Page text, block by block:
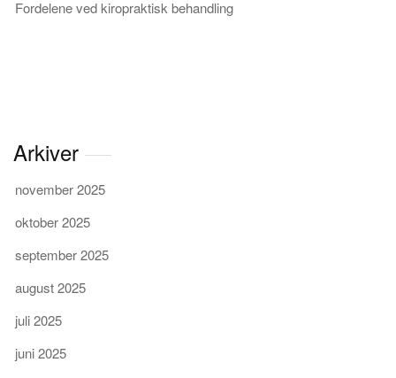
Fordelene ved kiropraktisk behandling
Arkiver
november 2025
oktober 2025
september 2025
august 2025
juli 2025
juni 2025